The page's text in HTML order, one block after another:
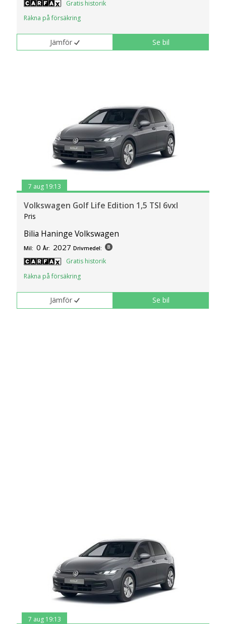
Gratis historik
Räkna på försäkring
Jämför Se bil
7 aug 19:13
Volkswagen Golf Life Edition 1,5 TSI 6vxl
Pris
Bilia Haninge Volkswagen
Mil: 0 År: 2027 Drivmedel:
Gratis historik
Räkna på försäkring
Jämför Se bil
7 aug 19:13